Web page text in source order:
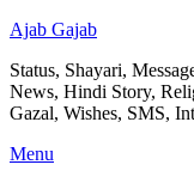
Ajab Gajab
Status, Shayari,
News, Hindi Story,
Gazal, Wishes, SMS,
Menu